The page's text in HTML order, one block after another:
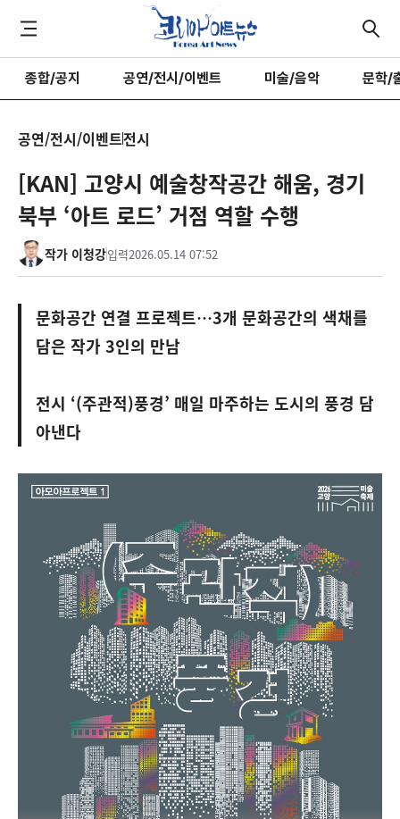
종합/공지 공연/전시/이벤트 미술/음악 문학/
공연/전시/이벤트전시
[KAN] 고양시 예술창작공간 해움, 경기
북부 ‘아트 로드’ 거점 역할 수행
작가 이청강입력2026.05.14 07:52
문화공간 연결 프로젝트…3개 문화공간의 색채를
담은 작가 3인의 만남
전시 ‘(주관적)풍경’ 매일 마주하는 도시의 풍경 담
아낸다